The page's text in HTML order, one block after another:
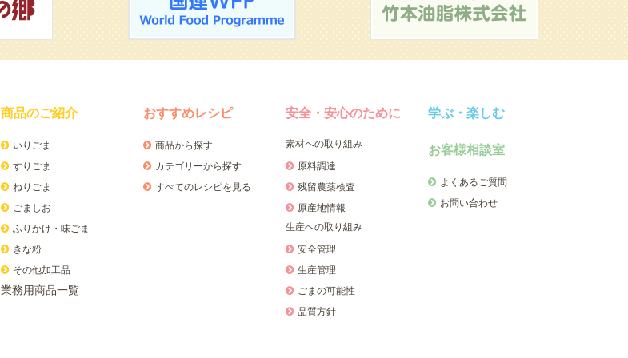
商品のご紹介
いりごま
すりごま
ねりごま
ごましお
ふりかけ・味ごま
きな粉
その他加工品
業務用商品一覧
おすすめレシピ
商品から探す
カテゴリーから探す
すべてのレシピを見る
安全・安心のために
素材への取り組み
原料調達
残留農薬検査
原産地情報
生産への取り組み
安全管理
生産管理
ごまの可能性
品質方針
学ぶ・楽しむ
お客様相談室
よくあるご質問
お問い合わせ